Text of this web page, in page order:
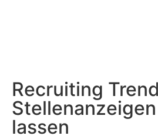
Recruiting
lassen